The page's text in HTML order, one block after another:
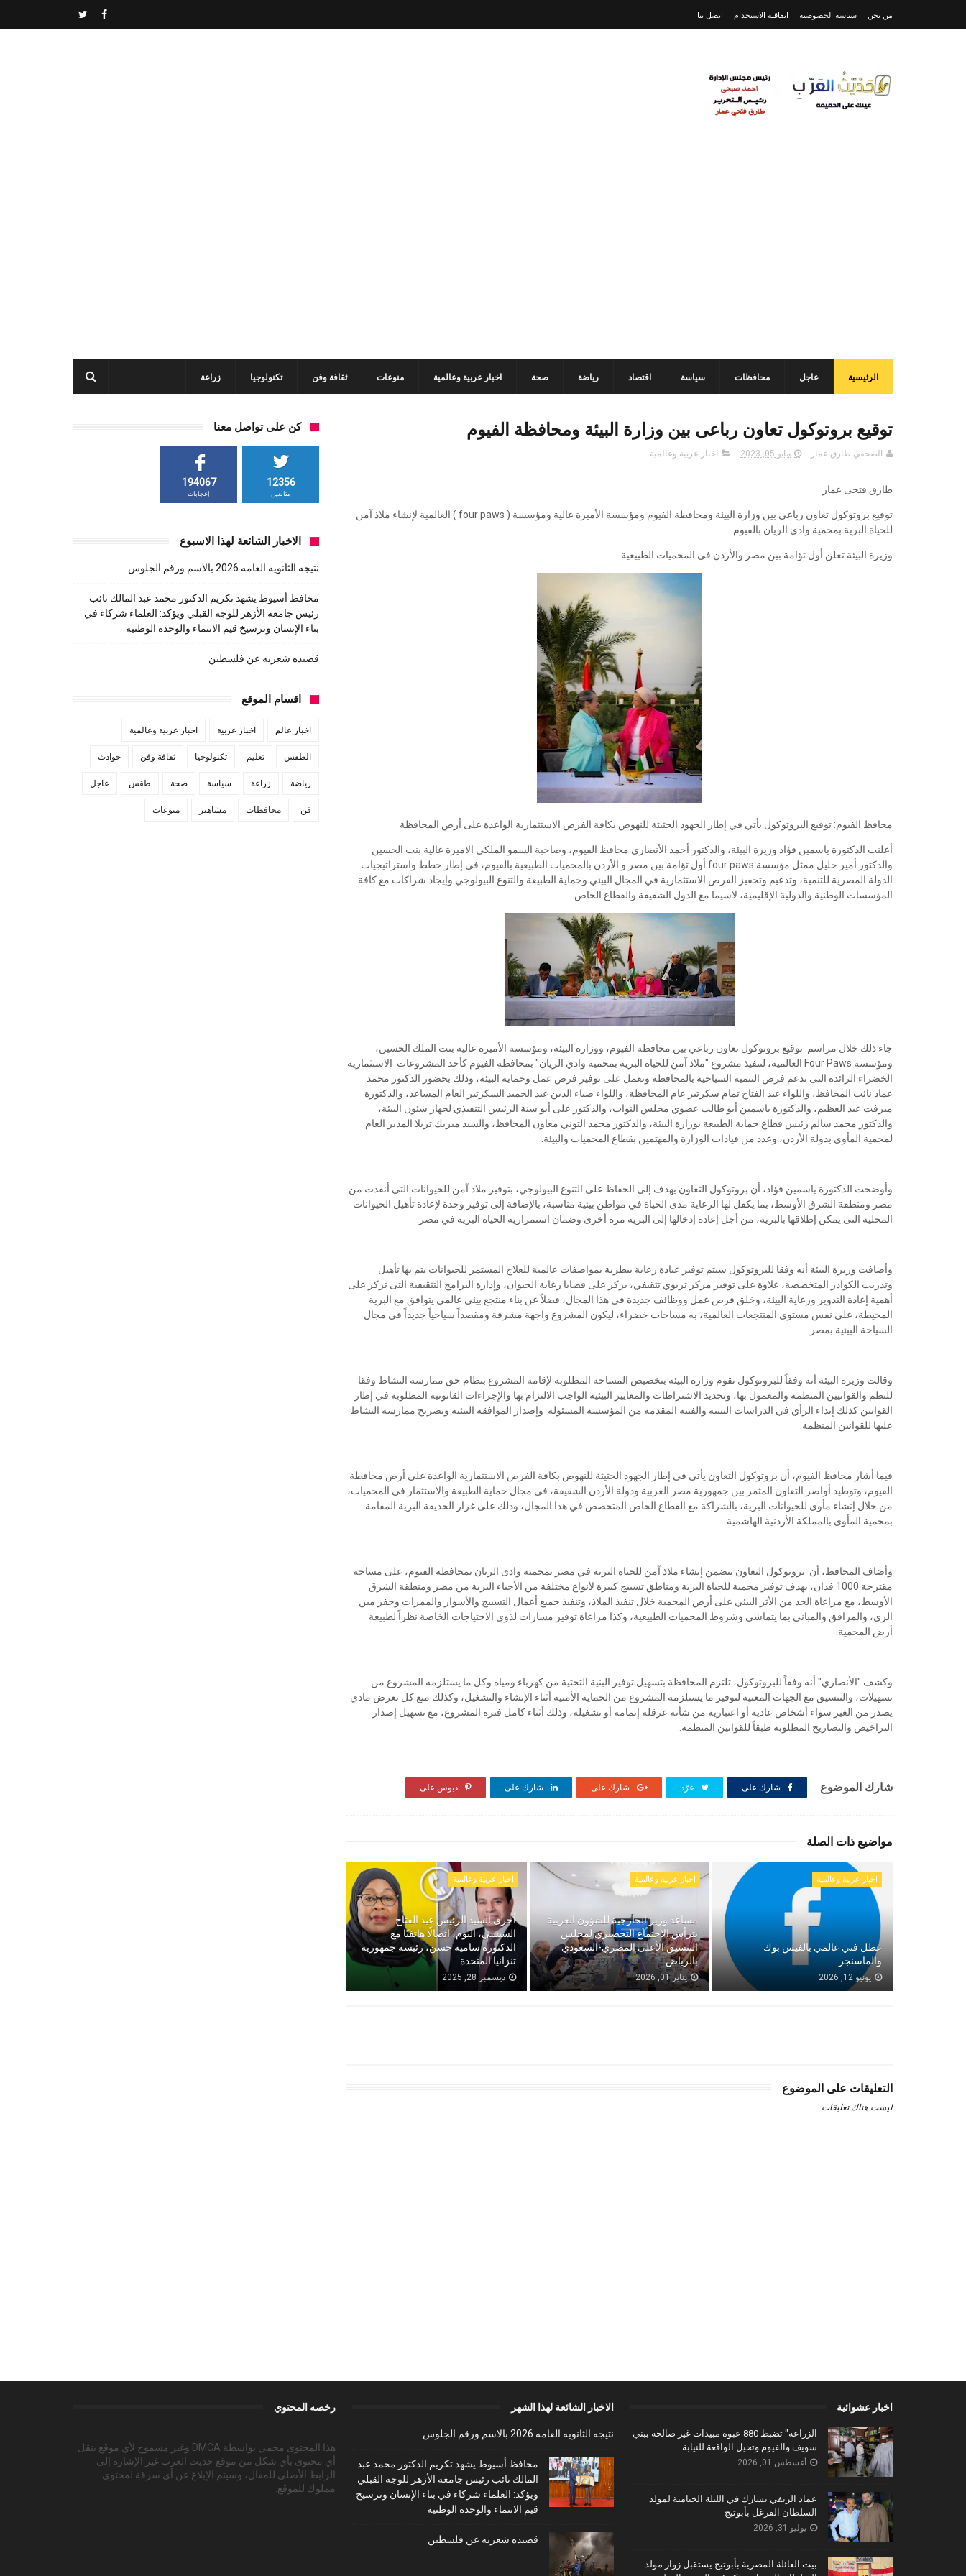
من نحن سياسة الخصوصية اتفاقية الاستخدام اتصل بنا
الرئيسية عاجل محافظات سياسة اقتصاد رياضة صحة اخبار عربية وعالمية منوعات ثقافة وفن تكنولوجيا زراعة
توقيع بروتوكول تعاون رباعى بين وزارة البيئة ومحافظة الفيوم
الصحفي طارق عمار مايو 05, 2023 اخبار عربية وعالمية
طارق فتحى عمار
توقيع بروتوكول تعاون رباعى بين وزارة البيئة ومحافظة الفيوم ومؤسسة الأميرة عالية ومؤسسة ( four paws ) العالمية لإنشاء ملاذ آمن
للحياة البرية بمحمية وادي الريان بالفيوم
وزيرة البيئة تعلن أول تؤامة بين مصر والأردن فى المحميات الطبيعية
محافظ الفيوم: توقيع البروتوكول يأتي في إطار الجهود الحثيثة للنهوض بكافة الفرص الاستثمارية الواعدة على أرض المحافظة
أعلنت الدكتورة ياسمين فؤاد وزيرة البيئة، والدكتور أحمد الأنصاري محافظ الفيوم، وصاحبة السمو الملكى الاميرة عالية بنت الحسين
والدكتور أمير خليل ممثل مؤسسة four paws أول تؤامة بين مصر و الأردن بالمحميات الطبيعية بالفيوم، فى إطار خطط واستراتيجيات
الدولة المصرية للتنمية، وتدعيم وتحفيز الفرص الاستثمارية في المجال البيئي وحماية الطبيعة والتنوع البيولوجي وإيجاد شراكات مع كافة
المؤسسات الوطنية والدولية الإقليمية، لاسيما مع الدول الشقيقة والقطاع الخاص.
جاء ذلك خلال مراسم توقيع بروتوكول تعاون رباعي بين محافظة الفيوم، ووزارة البيئة، ومؤسسة الأميرة عالية بنت الملك الحسين،
ومؤسسة Four Paws العالمية، لتنفيذ مشروع "ملاذ آمن للحياة البرية بمحمية وادي الريان" بمحافظة الفيوم كأحد المشروعات الاستثمارية
الخضراء الرائدة التى تدعم فرص التنمية السياحية بالمحافظة وتعمل على توفير فرص عمل وحماية البيئة، وذلك بحضور الدكتور محمد
عماد نائب المحافظ، واللواء عبد الفتاح تمام سكرتير عام المحافظة، واللواء ضياء الدين عبد الحميد السكرتير العام المساعد، والدكتورة
ميرفت عبد العظيم، والدكتورة ياسمين أبو طالب عضوي مجلس النواب، والدكتور على أبو سنة الرئيس التنفيذي لجهاز شئون البيئة،
والدكتور محمد سالم رئيس قطاع حماية الطبيعة بوزارة البيئة، والدكتور محمد التوني معاون المحافظ، والسيد ميريك تريلا المدير العام
لمحمية المأوى بدولة الأردن، وعدد من قيادات الوزارة والمهتمين بقطاع المحميات والبيئة.
وأوضحت الدكتورة ياسمين فؤاد، أن بروتوكول التعاون يهدف إلى الحفاظ على التنوع البيولوجي، بتوفير ملاذ آمن للحيوانات التى أنقذت من
مصر ومنطقة الشرق الأوسط، بما يكفل لها الرعاية مدى الحياة في مواطن بيئية مناسبة، بالإضافة إلى توفير وحدة لإعادة تأهيل الحيوانات
المحلية التى يمكن إطلاقها بالبرية، من أجل إعادة إدخالها إلى البرية مرة أخرى وضمان استمرارية الحياة البرية في مصر.
وأضافت وزيرة البيئة أنه وفقا للبروتوكول سيتم توفير عيادة رعاية بيطرية بمواصفات عالمية للعلاج المستمر للحيوانات يتم بها تأهيل
وتدريب الكوادر المتخصصة، علاوة على توفير مركز تربوي تثقيفي، يركز على قضايا رعاية الحيوان، وإدارة البرامج التثقيفية التى تركز على
أهمية إعادة التدوير ورعاية البيئة، وخلق فرص عمل ووظائف جديدة في هذا المجال، فضلاً عن بناء منتجع بيئي عالمي يتوافق مع البرية
المحيطة، على نفس مستوى المنتجعات العالمية، به مساحات خضراء، ليكون المشروع واجهة مشرفة ومقصداً سياحياً جديداً في مجال
السياحة البيئية بمصر.
وقالت وزيرة البيئة أنه وفقاً للبروتوكول تقوم وزارة البيئة بتخصيص المساحة المطلوبة لإقامة المشروع بنظام حق ممارسة النشاط وفقا
للنظم والقوانيين المنظمة والمعمول بها، وتحديد الاشتراطات والمعايير البيئية الواجب الالتزام بها والإجراءات القانونية المطلوبة في إطار
القوانين كذلك إبداء الرأي في الدراسات البينية والفنية المقدمة من المؤسسة المسئولة وإصدار الموافقة البيئية وتصريح ممارسة النشاط
عليها للقوانين المنظمة.
فيما أشار محافظ الفيوم، أن بروتوكول التعاون يأتى فى إطار الجهود الحثيثة للنهوض بكافة الفرص الاستثمارية الواعدة على أرض محافظة
الفيوم، وتوطيد أواصر التعاون المثمر بين جمهورية مصر العربية ودولة الأردن الشقيقة، في مجال حماية الطبيعة والاستثمار في المحميات،
من خلال إنشاء مأوى للحيوانات البرية، بالشراكة مع القطاع الخاص المتخصص في هذا المجال، وذلك على غرار الحديقة البرية المقامة
بمحمية المأوى بالمملكة الأردنية الهاشمية.
وأضاف المحافظ، أن بروتوكول التعاون يتضمن إنشاء ملاذ آمن للحياة البرية في مصر بمحمية وادى الريان بمحافظة الفيوم، على مساحة
مقترحة 1000 فدان، بهدف توفير محمية للحياة البرية ومناطق تسييج كبيرة لأنواع مختلفة من الأحياء البرية من مصر ومنطقة الشرق
الأوسط، مع مراعاة الحد من الأثر البيئي على أرض المحمية خلال تنفيذ الملاذ، وتنفيذ جميع أعمال التسييج والأسوار والممرات وحفر مين
الري، والمرافق والمباني بما يتماشي وشروط المحميات الطبيعية، وكذا مراعاة توفير مسارات لذوى الاحتياجات الخاصة نظراً لطبيعة
أرض المحمية.
وكشف "الأنصاري" أنه وفقاً للبروتوكول، تلتزم المحافظة بتسهيل توفير البنية التحتية من كهرباء ومياه وكل ما يستلزمه المشروع من
تسهيلات، والتنسيق مع الجهات المعنية لتوفير ما يستلزمه المشروع من الحماية الأمنية أثناء الإنشاء والتشغيل، وكذلك منع كل تعرض مادي
يصدر من الغير سواء أشخاص عادية أو اعتبارية من شأنه عرقلة إتمامه أو تشغيله، وذلك أثناء كامل فترة المشروع، مع تسهيل إصدار
التراخيص والتصاريح المطلوبة طبقاً للقوانين المنظمة.
شارك الموضوع شارك على غرّد شارك على شارك على دبوس على
مواضيع ذات الصلة
اخبار عربية وعالمية
عطل فني عالمي بالفيس بوك
والماسنجر
يونيو 12, 2026
اخبار عربية وعالمية
مساعد وزير الخارجية للشؤون العربية
يترأس الاجتماع التحضيري لمجلس
التنسيق الأعلى المصري-السعودي
بالرياض
يناير 01, 2026
اخبار عربية وعالمية
أجرى السيد الرئيس عبد الفتاح
السيسي، اليوم، اتصالًا هاتفيًا مع
الدكتورة سامية حسن، رئيسة جمهورية
تنزانيا المتحدة.
ديسمبر 28, 2025
التعليقات على الموضوع
ليست هناك تعليقات
كن على تواصل معنا
12356
متابعين
194067
إعجابات
الاخبار الشائعة لهذا الاسبوع
نتيجه الثانويه العامه 2026 بالاسم ورقم الجلوس
محافظ أسيوط يشهد تكريم الدكتور محمد عبد المالك نائب
رئيس جامعة الأزهر للوجه القبلي ويؤكد: العلماء شركاء في
بناء الإنسان وترسيخ قيم الانتماء والوحدة الوطنية
قصيده شعريه عن فلسطين
اقسام الموقع
اخبار عالم اخبار عربية اخبار عربية وعالمية
الطقس تعليم تكنولوجيا ثقافة وفن حوادث
رياضة زراعة سياسة صحة طقس عاجل
فن محافظات مشاهير منوعات
اخبار عشوائية
الزراعة" تضبط 880 عبوة مبيدات غير صالحة ببني
سويف والفيوم وتحيل الواقعة للنيابة
أغسطس 01, 2026
عماد الريفي يشارك في الليلة الختامية لمولد
السلطان الفرغل بأبوتيج
يوليو 31, 2026
بيت العائلة المصرية بأبوتيج يستقبل زوار مولد
الاخبار الشائعة لهذا الشهر
نتيجه الثانويه العامه 2026 بالاسم ورقم الجلوس
محافظ أسيوط يشهد تكريم الدكتور محمد عبد
المالك نائب رئيس جامعة الأزهر للوجه القبلي
ويؤكد: العلماء شركاء في بناء الإنسان وترسيخ
قيم الانتماء والوحدة الوطنية
قصيده شعريه عن فلسطين
رخصه المحتوي
هذا المحتوى محمي بواسطة DMCA وغير مسموح لأي موقع بنقل
أي محتوى بأي شكل من موقع حديث العرب غير الإشارة إلى
الرابط الأصلي للمقال، وسيتم الإبلاغ عن أي سرقة لمحتوى
مملوك للموقع.